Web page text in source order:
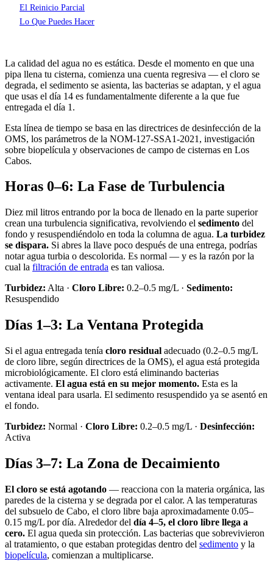
El Reinicio Parcial
Lo Que Puedes Hacer
La calidad del agua no es estática. Desde el momento en que una
pipa llena tu cisterna, comienza una cuenta regresiva — el cloro se
degrada, el sedimento se asienta, las bacterias se adaptan, y el agua
que usas el día 14 es fundamentalmente diferente a la que fue
entregada el día 1.
Esta línea de tiempo se basa en las directrices de desinfección de la
OMS, los parámetros de la NOM-127-SSA1-2021, investigación
sobre biopelícula y observaciones de campo de cisternas en Los
Cabos.
Horas 0–6: La Fase de Turbulencia
Diez mil litros entrando por la boca de llenado en la parte superior
crean una turbulencia significativa, revolviendo el sedimento del
fondo y resuspendiéndolo en toda la columna de agua. La turbidez
se dispara. Si abres la llave poco después de una entrega, podrías
notar agua turbia o descolorida. Es normal — y es la razón por la
cual la filtración de entrada es tan valiosa.
Turbidez: Alta · Cloro Libre: 0.2–0.5 mg/L · Sedimento:
Resuspendido
Días 1–3: La Ventana Protegida
Si el agua entregada tenía cloro residual adecuado (0.2–0.5 mg/L
de cloro libre, según directrices de la OMS), el agua está protegida
microbiológicamente. El cloro está eliminando bacterias
activamente. El agua está en su mejor momento. Esta es la
ventana ideal para usarla. El sedimento resuspendido ya se asentó en
el fondo.
Turbidez: Normal · Cloro Libre: 0.2–0.5 mg/L · Desinfección:
Activa
Días 3–7: La Zona de Decaimiento
El cloro se está agotando — reacciona con la materia orgánica, las
paredes de la cisterna y se degrada por el calor. A las temperaturas
del subsuelo de Cabo, el cloro libre baja aproximadamente 0.05–
0.15 mg/L por día. Alrededor del día 4–5, el cloro libre llega a
cero. El agua queda sin protección. Las bacterias que sobrevivieron
al tratamiento, o que estaban protegidas dentro del sedimento y la
biopelícula, comienzan a multiplicarse.